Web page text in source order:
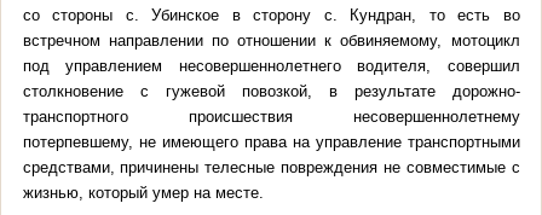
со стороны с. Убинское в сторону с. Кундран, то есть во
встречном направлении по отношении к обвиняемому, мотоцикл
под управлением несовершеннолетнего водителя, совершил
столкновение с гужевой повозкой, в результате дорожно-
транспортного происшествия несовершеннолетнему
потерпевшему, не имеющего права на управление транспортными
средствами, причинены телесные повреждения не совместимые с
жизнью, который умер на месте.